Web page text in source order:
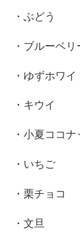
・ぶどう
・ブルーベリ
・ゆずホワ
・キウイ
・小夏ココナ
・いちご
・栗チョコ
・文旦